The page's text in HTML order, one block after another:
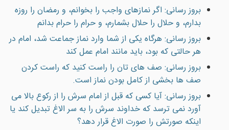
بروز رسانی: اگر نمازهای واجب را بخوانم، و رمضان را روزه
بدارم، و حلال را حلال بشمارم، و حرام را حرام بدانم
بروز رسانی: هرگاه یکی از شما وارد نماز جماعت شد، امام در
هر حالتی که بود، باید مانند امام عمل کند
بروز رسانی: صف های تان را راست کنيد که راست کردن
صف ها بخشی از کامل بودن نماز است.
بروز رسانی: آيا کسی که قبل از امام سرش را از رکوع بالا می
آورد نمی ترسد که خداوند سرش را به سر الاغ تبديل کند يا
اينکه صورتش را صورت الاغ قرار دهد؟